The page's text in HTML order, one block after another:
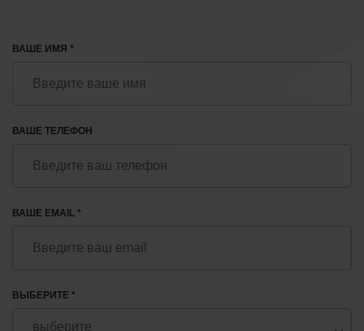
ВАШЕ ИМЯ *
ВАШЕ ТЕЛЕФОН
ВАШЕ EMAIL *
ВЫБЕРИТЕ *